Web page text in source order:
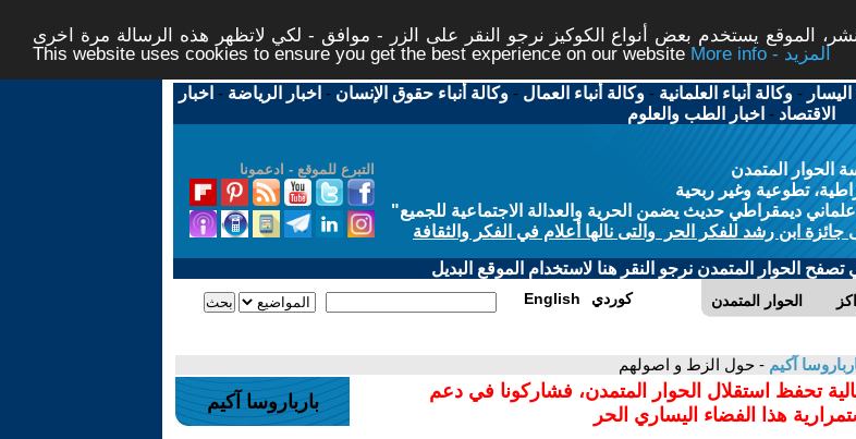
الموقع يستخدم بعض أنواع الكوكيز نرجو النقر على الزر - موافق - لكي لاتظهر هذه الرسالة مرة اخرى -
This website uses cookies to ensure you get the best experience on our website
More info - المزيد
-وكالة أنباء العلمانية -وكالة أنباء العمال -وكالة أنباء حقوق الإنسان - اخبار الرياضة - اخبار
الاقتصاد - اخبار الطب والعلوم
التبرع للموقع - ادعمونا
الحوار المتمدن
تطوعية وغير ربحية
ديمقراطي حديث يضمن الحرية والعدالة الاجتماعية للجميع"
ابن رشد للفكر الحر والتى نالها أعلام في الفكر والثقافة
الحوار المتمدن نرجو النقر هنا لاستخدام الموقع البديل
الحوار المتمدن English كوردي
آكيم - حول الزط و اصولهم
تحفظ استقلال الحوار المتمدن، فشاركونا في دعم
هذا الفضاء اليساري الحر
بارباروسا آكيم